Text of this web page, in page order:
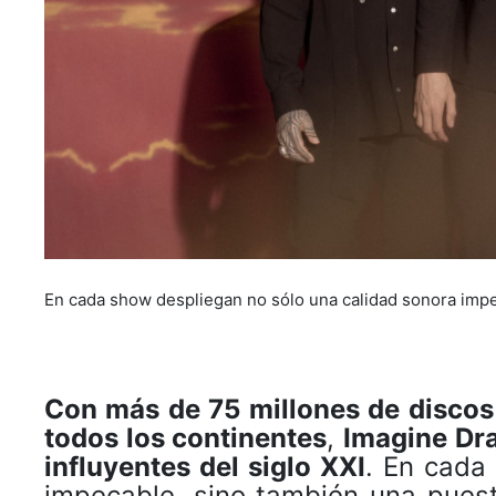
En cada show despliegan no sólo una calidad sonora
Con más de 75 millones de
todos los continentes, Imagine
influyentes del siglo XXI. En